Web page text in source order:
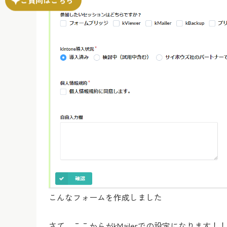
こんなフォームを作成しました